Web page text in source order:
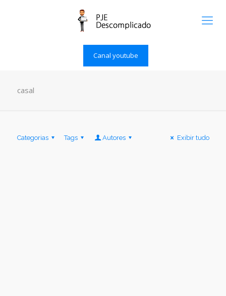
Canal youtube
casal
Categorias Tags Autores Exibir tudo